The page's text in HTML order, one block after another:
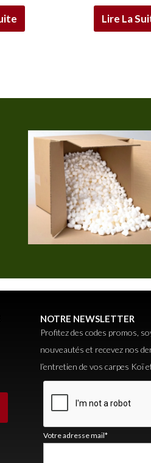
Lire La
NOTRE NEWSLETTER
Profitez des codes promos,
nouveautés et recevez nos
l’entretien de vos carpes Koï
Votre adresse mail*